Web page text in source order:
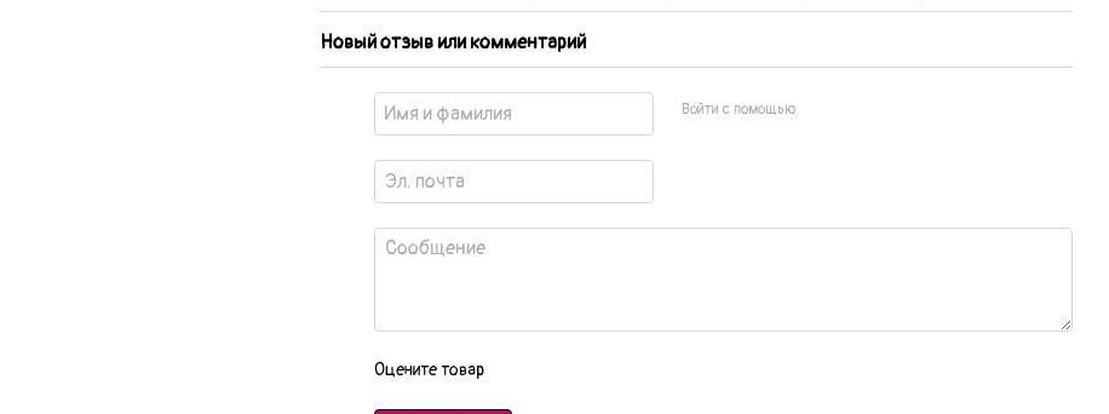
Новый отзыв или комментарий
Войти с помощью
Оцените товар